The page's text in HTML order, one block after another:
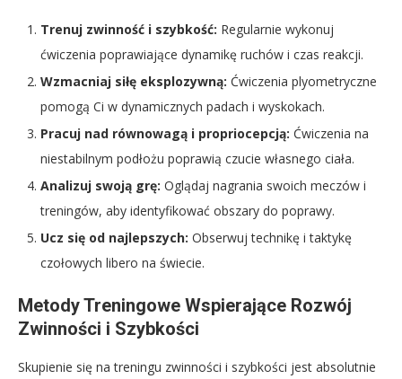
Trenuj zwinność i szybkość: Regularnie wykonuj
ćwiczenia poprawiające dynamikę ruchów i czas reakcji.
Wzmacniaj siłę eksplozywną: Ćwiczenia plyometryczne
pomogą Ci w dynamicznych padach i wyskokach.
Pracuj nad równowagą i propriocepcją: Ćwiczenia na
niestabilnym podłożu poprawią czucie własnego ciała.
Analizuj swoją grę: Oglądaj nagrania swoich meczów i
treningów, aby identyfikować obszary do poprawy.
Ucz się od najlepszych: Obserwuj technikę i taktykę
czołowych libero na świecie.
Metody Treningowe Wspierające Rozwój
Zwinności i Szybkości
Skupienie się na treningu zwinności i szybkości jest absolutnie